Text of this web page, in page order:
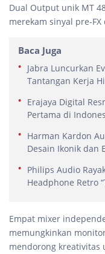
Dual Output unik MT
merekam sinyal pre-
Baca Juga
Jabra Luncurkan
Tantangan Kerja
Erajaya Digital
Pertama di
Harman Kardon
Desain Ikonik dan
Philips Audio
Headphone Retro
Empat mixer
memungkinkan
mendorong